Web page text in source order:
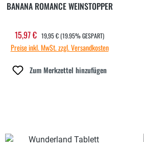
BANANA ROMANCE WEINSTOPPER
Verkaufspreis:
15,97 € REGULÄRER PREIS:
19,95 €(19.95% GESPART)
Preise inkl. MwSt. zzgl. Versandkosten
Zum Merkzettel hinzufügen